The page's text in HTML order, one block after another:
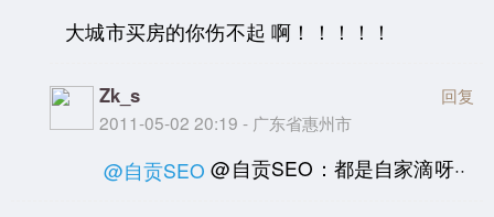
大城市买房的你伤不起 啊！！！！！
Zk_s
2011-05-02 20:19 - 广东省惠州市
回复
@自贡SEO @自贡SEO：都是自家滴呀··